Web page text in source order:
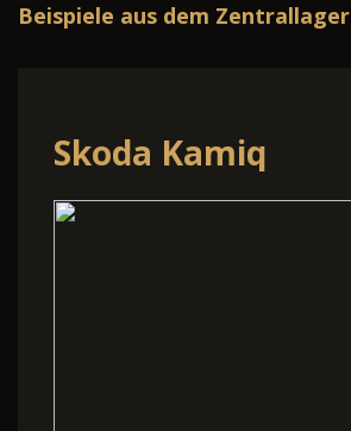
Beispiele aus dem Zentrallager
Skoda Kamiq